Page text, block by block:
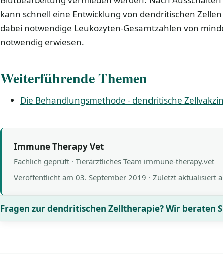
kann schnell eine Entwicklung von dendritischen
dabei notwendige Leukozyten-Gesamtzahlen von
notwendig erwiesen.
Weiterführende Themen
Die Behandlungsmethode - dendritische
Immune Therapy Vet
Fachlich geprüft · Tierärztliches Team immune-therapy.vet
Veröffentlicht am 03. September 2019 · Zuletzt aktualisiert
Fragen zur dendritischen Zelltherapie? Wir beraten